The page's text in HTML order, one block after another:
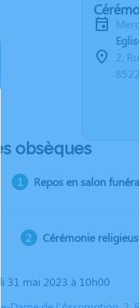
2,
obsèques
Repos en salon
Cérémonie
31 mai 2023 à 10h00